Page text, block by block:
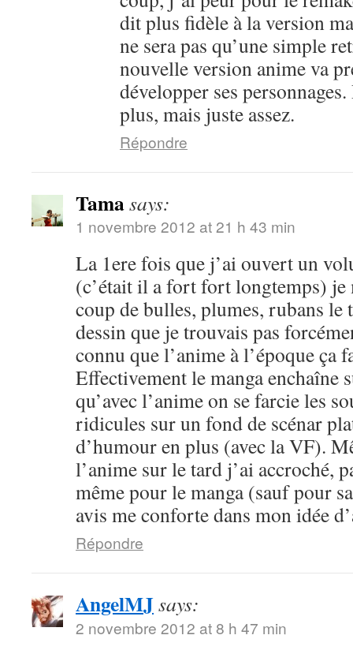
dit plus fidèle à la version
ne sera pas qu’une simple
nouvelle version anime va
développer ses
plus, mais juste assez.
Répondre
Tamasays:
1 novembre 2012 at 21 h 43 min
La 1ere fois que j’ai ouvert un
(c’était il a fort fort longtemps) je
coup de bulles, plumes, rubans le
dessin que je trouvais pas
connu que l’anime à l’époque ça
Effectivement le manga enchaîne
qu’avec l’anime on se farcie les
ridicules sur un fond de scénar
d’humour en plus (avec la VF).
l’anime sur le tard j’ai accroché,
même pour le manga (sauf pour
avis me conforte dans mon idée
Répondre
AngelMJsays:
2 novembre 2012 at 8 h 47 min